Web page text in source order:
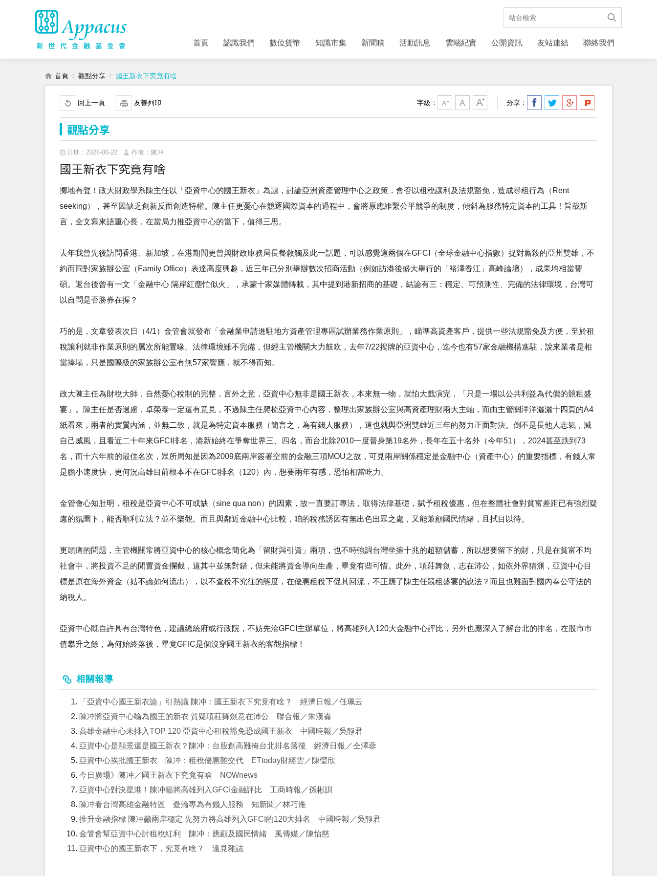
首頁 認識我們 數位貨幣 知識市集 新聞稿 活動訊息 雲端紀實 公開資訊 友站連結 聯絡我們
首頁 觀點分享 國王新衣下究竟有啥
回上一頁 友善列印 字級： 分享：
觀點分享
日期：2026-06-22 作者：陳冲
國王新衣下究竟有啥
擲地有聲！政大財政學系陳主任以「亞資中心的國王新衣」為題，討論亞洲資產管理中心之政策，會否以租稅讓利及法規豁免，造成尋租行為（Rent
seeking），甚至因缺乏創新反而創造特權。陳主任更憂心在競逐國際資本的過程中，會將原應維繫公平競爭的制度，傾斜為服務特定資本的工具！旨哉斯
言，全文寫來語重心長，在當局力推亞資中心的當下，值得三思。
去年我曾先後訪問香港、新加坡，在港期間更曾與財政庫務局長餐敘觸及此一話題，可以感覺這兩個在GFCI（全球金融中心指數）捉對廝殺的亞州雙雄，不
約而同對家族辦公室（Family Office）表達高度興趣，近三年已分別舉辦數次招商活動（例如訪港後盛大舉行的「裕澤香江」高峰論壇），成果均相當豐
碩。返台後曾有一文「金融中心 隔岸紅塵忙似火」，承蒙十家媒體轉載，其中提到港新招商的基礎，結論有三：穩定、可預測性、完備的法律環境，台灣可
以自問是否勝券在握？
巧的是，文章發表次日（4/1）金管會就發布「金融業申請進駐地方資產管理專區試辦業務作業原則」，瞄準高資產客戶，提供一些法規豁免及方便，至於租
稅讓利就非作業原則的層次所能置喙。法律環境雖不完備，但經主管機關大力鼓吹，去年7/22揭牌的亞資中心，迄今也有57家金融機構進駐，說來業者是相
當捧場，只是國際級的家族辦公室有無57家響應，就不得而知。
政大陳主任為財稅大師，自然憂心稅制的完整，言外之意，亞資中心無非是國王新衣，本來無一物，就怕大戲演完，「只是一場以公共利益為代價的競租盛
宴」。陳主任是否過慮，卓榮泰一定還有意見，不過陳主任爬梳亞資中心內容，整理出家族辦公室與高資產理財兩大主軸，而由主管關洋洋灑灑十四頁的A4
紙看來，兩者的實質內涵，並無二致，就是為特定資本服務（簡言之，為有錢人服務），這也就與亞洲雙雄近三年的努力正面對決。倒不是長他人志氣，滅
自己威風，且看近二十年來GFCI排名，港新始終在爭奪世界三、四名，而台北除2010一度晉身第19名外，長年在五十名外（今年51），2024甚至跌到73
名，而十六年前的最佳名次，眾所周知是因為2009底兩岸簽署空前的金融三項MOU之故，可見兩岸關係穩定是金融中心（資產中心）的重要指標，有錢人常
是膽小速度快，更何況高雄目前根本不在GFCI排名（120）內，想要兩年有感，恐怕相當吃力。
金管會心知肚明，租稅是亞資中心不可或缺（sine qua non）的因素，故一直要訂專法，取得法律基礎，賦予租稅優惠，但在整體社會對貧富差距已有強烈疑
慮的氛圍下，能否順利立法？並不樂觀。而且與鄰近金融中心比較，咱的稅務誘因有無出色出眾之處，又能兼顧國民情緒，且拭目以待。
更頭痛的問題，主管機關常將亞資中心的核心概念簡化為「留財與引資」兩項，也不時強調台灣坐擁十兆的超額儲蓄，所以想要留下的財，只是在貧富不均
社會中，將投資不足的閒置資金攔截，這其中並無對錯，但未能將資金導向生產，畢竟有些可惜。此外，項莊舞劍，志在沛公，如依外界猜測，亞資中心目
標是原在海外資金（姑不論如何流出），以不查稅不究往的態度，在優惠租稅下促其回流，不正應了陳主任競租盛宴的說法？而且也難面對國內奉公守法的
納稅人。
亞資中心既自許具有台灣特色，建議總統府或行政院，不妨先洽GFCI主辦單位，將高雄列入120大金融中心評比，另外也應深入了解台北的排名，在股市市
值攀升之餘，為何始終落後，畢竟GFIC是個沒穿國王新衣的客觀指標！
相關報導
「亞資中心國王新衣論」引熱議 陳冲：國王新衣下究竟有啥？ 經濟日報／任珮云
陳冲將亞資中心喻為國王的新衣 質疑項莊舞劍意在沛公 聯合報／朱漢崙
高雄金融中心未排入TOP 120 亞資中心租稅豁免恐成國王新衣 中國時報／吳靜君
亞資中心是願景還是國王新衣？陳冲：台股創高難掩台北排名落後 經濟日報／仝澤蓉
亞資中心挨批國王新衣 陳冲：租稅優惠難交代 ETtoday財經雲／陳瑩欣
今日廣場》陳冲／國王新衣下究竟有啥 NOWnews
亞資中心對決星港！陳冲籲將高雄列入GFCI金融評比 工商時報／孫彬訓
陳冲看台灣高雄金融特區 憂淪專為有錢人服務 知新聞／林巧雁
推升金融指標 陳冲籲兩岸穩定 先努力將高雄列入GFCI的120大排名 中國時報／吳靜君
金管會幫亞資中心討租稅紅利 陳冲：應顧及國民情緒 風傳媒／陳怡慈
亞資中心的國王新衣下，究竟有啥？ 遠見雜誌